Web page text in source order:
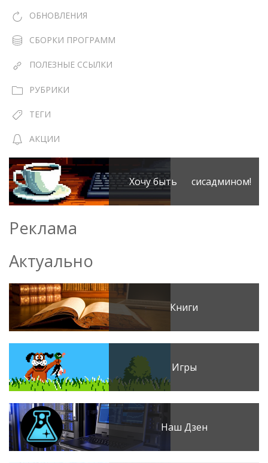
ОБНОВЛЕНИЯ
СБОРКИ ПРОГРАММ
ПОЛЕЗНЫЕ ССЫЛКИ
РУБРИКИ
ТЕГИ
АКЦИИ
Хочу быть сисадмином!
Реклама
Актуально
Книги
Игры
Наш Дзен